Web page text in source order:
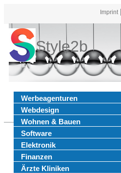
Imprint
Style2b
Werbeagenturen
Webdesign
Wohnen & Bauen
Software
Elektronik
Finanzen
Ärzte Kliniken